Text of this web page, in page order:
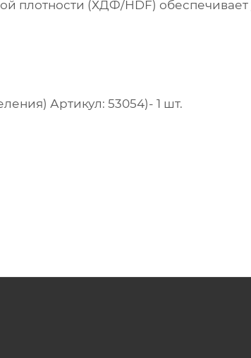
плотности (ХДФ/HDF) обеспечивает
Артикул: 53054)- 1 шт.